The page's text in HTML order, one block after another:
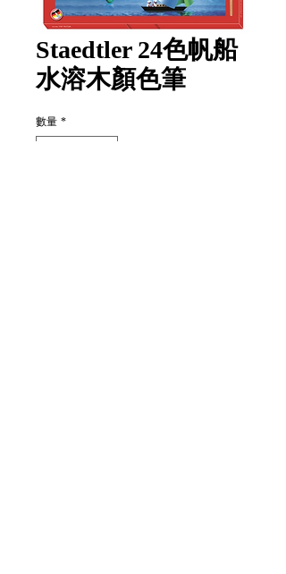
Staedtler 24色帆船
水溶木顏色筆
數量 *